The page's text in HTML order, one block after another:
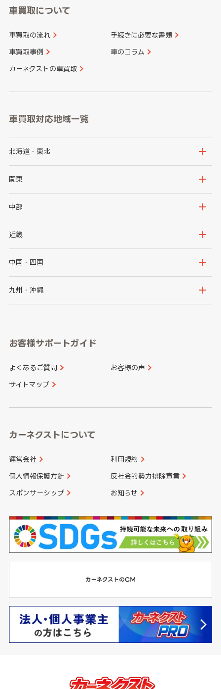
車買取について
車買取の流れ 手続きに必要な書類
車買取事例 車のコラム
カーネクストの車買取
車買取対応地域一覧
北海道・東北
北海道
岩手県
秋田県
関東
茨城県
群馬県
千葉県
中部
新潟県
石川県
山梨県
愛知県
近畿
大阪府
京都府
和歌山県
中国・四国
鳥取県
山口県
香川県 愛媛県
九州・沖縄
長崎県
大分県 宮崎県
お客様サポートガイド
よくあるご質問 お客様の声
サイトマップ
カーネクストについて
運営会社 利用規約
個人情報保護方針 反社会的勢力排除宣言
スポンサーシップ お知らせ